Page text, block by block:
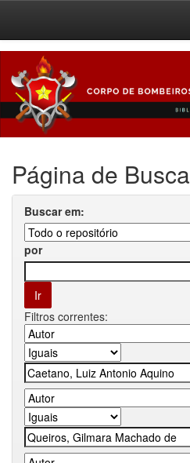
navigation
Página de Busca
Buscar em:
por
Filtros correntes: